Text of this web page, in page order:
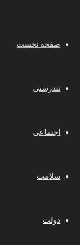
صفحه نخست
تندرستی
اجتماعی
سلامت
دولت